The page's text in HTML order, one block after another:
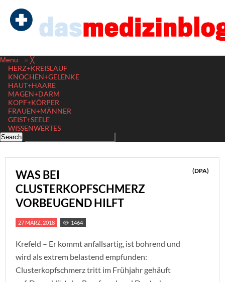
Menu ≡ ╳
HERZ+KREISLAUF
KNOCHEN+GELENKE
HAUT+HAARE
MAGEN+DARM
KOPF+KÖRPER
FRAUEN+MÄNNER
GEIST+SEELE
WISSENWERTES
WAS BEI
CLUSTERKOPFSCHMERZ
VORBEUGEND HILFT
(DPA)
27 MÄRZ, 2018 1464
Krefeld – Er kommt anfallsartig, ist bohrend und
wird als extrem belastend empfunden:
Clusterkopfschmerz tritt im Frühjahr gehäuft